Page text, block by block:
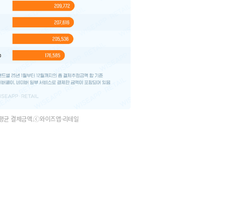
균 결제금액.ⓒ와이즈앱·리테일